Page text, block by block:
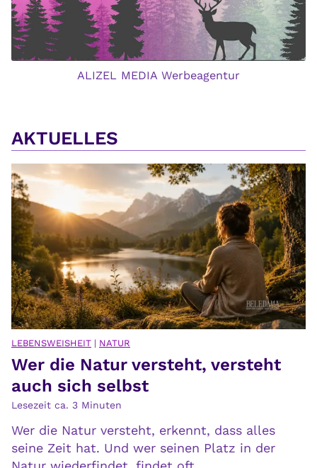
ALIZEL MEDIA Werbeagentur
AKTUELLES
LEBENSWEISHEIT | NATUR
Wer die Natur versteht, versteht
auch sich selbst
Lesezeit ca. 3 Minuten
Wer die Natur versteht, erkennt, dass alles
seine Zeit hat. Und wer seinen Platz in der